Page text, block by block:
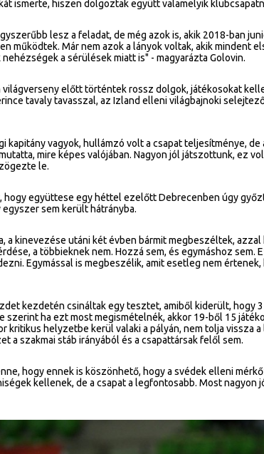
ismerte, hiszen dolgoztak együtt valamelyik
lesz a feladat, de még azok is, akik 2018-ban
működtek. Már nem azok a lányok voltak, akik mindent
a sérülések miatt is" - magyarázta Golovin.
világverseny előtt történtek rossz dolgok, játékosokat
tavaly tavasszal, az Izland elleni világbajnoki
kapitány vagyok, hullámzó volt a csapat teljesítménye,
mire képes valójában. Nagyon jól játszottunk, ez
le.
hogy együttese egy héttel ezelőtt Debrecenben úgy
sem került hátrányba.
a kinevezése utáni két évben bármit megbeszéltek,
a többieknek nem. Hozzá sem, és egymáshoz sem.
Egymással is megbeszélik, amit esetleg nem
kezdetén csináltak egy tesztet, amiből kiderült, hogy
szerint ha ezt most megismételnék, akkor 19-ből 15
kritikus helyzetbe kerül valaki a pályán, nem tolja vissza
a szakmai stáb irányából és a csapattársak felől sem.
hogy ennek is köszönhető, hogy a svédek elleni
kellenek, de a csapat a legfontosabb. Most nagyon